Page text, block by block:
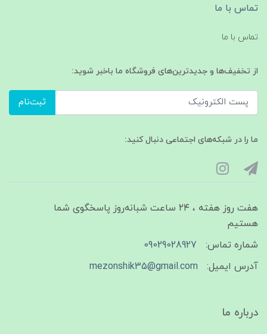
تماس با ما
تماس با ما
از تخفیف‌ها و جدیدترین‌های فروشگاه ما باخبر شوید:
ثبت‌نام
ما را در شبکه‌های اجتماعی دنبال کنید:
هفت روز هفته ، ۲۴ ساعت شبانه‌روز پاسخگوی شما
هستیم
شماره تماس:
09029028927
آدرس ایمیل:
mezonshik35@gmail.com
درباره ما